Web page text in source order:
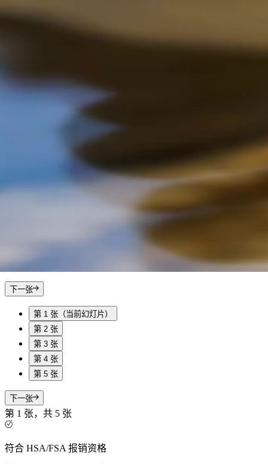
下一张
第 1 张 （当前幻灯片）
第 2 张
第 3 张
第 4 张
第 5 张
下一张
第 1 张，共 5 张
符合 HSA/FSA 报销资格